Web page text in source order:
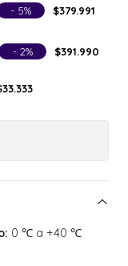
- 5% $379.991
- 2% $391.990
0 ℃ a +40 ℃